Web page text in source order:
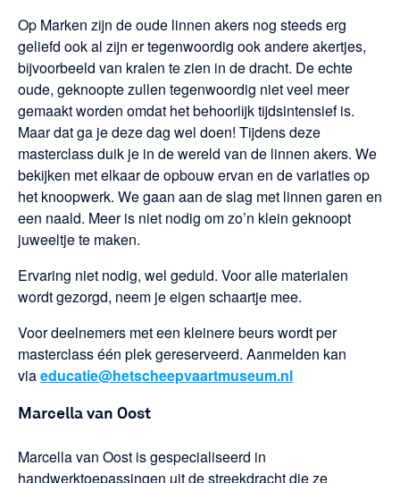
Op Marken zijn de oude linnen akers nog steeds erg
geliefd ook al zijn er tegenwoordig ook andere akertjes,
bijvoorbeeld van kralen te zien in de dracht. De echte
oude, geknoopte zullen tegenwoordig niet veel meer
gemaakt worden omdat het behoorlijk tijdsintensief is.
Maar dat ga je deze dag wel doen! Tijdens deze
masterclass duik je in de wereld van de linnen akers. We
bekijken met elkaar de opbouw ervan en de variaties op
het knoopwerk. We gaan aan de slag met linnen garen en
een naald. Meer is niet nodig om zo’n klein geknoopt
juweeltje te maken.
Ervaring niet nodig, wel geduld. Voor alle materialen
wordt gezorgd, neem je eigen schaartje mee.
Voor deelnemers met een kleinere beurs wordt per
masterclass één plek gereserveerd. Aanmelden kan
viaeducatie@hetscheepvaartmuseum.nl
Marcella van Oost
Marcella van Oost is gespecialiseerd in
handwerktoepassingen uit de streekdracht die ze